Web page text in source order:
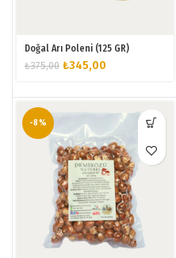
Doğal Arı Poleni (125 GR)
₺375,00 Orijinal
₺345,00
-8%